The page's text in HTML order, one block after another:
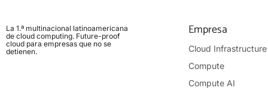
La 1.ª multinacional latinoamericana
de cloud computing. Future-proof
cloud para empresas que no se
detienen.
Empresa
Cloud Infrastructure
Compute
Compute AI